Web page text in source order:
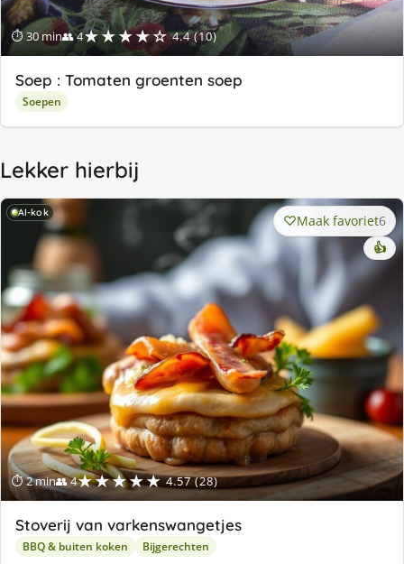
⏱ 30 min👥 4★★★★☆ 4.4 (10)
Soep : Tomaten groenten soep
Soepen
Lekker hierbij
AI-kok
⏱ 2 min👥 4★★★★★ 4.57 (28)
Maak favoriet6
👍
Stoverij van varkenswangetjes
BBQ & buiten koken Bijgerechten